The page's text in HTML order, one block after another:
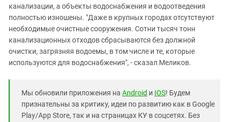
канализации, а объекты водоснабжения и водоотведения
полностью изношены. "Даже в крупных городах отсутствуют
необходимые очистные сооружения. Сотни тысяч тонн
канализационных отходов сбрасываются без должной
очистки, загрязняя водоемы, в том числе и те, которые
используются для водоснабжения", - сказал Меликов.
Мы обновили приложения на Android и IOS! Будем
признательны за критику, идеи по развитию как в Google
Play/App Store, так и на страницах КУ в соцсетях. Без